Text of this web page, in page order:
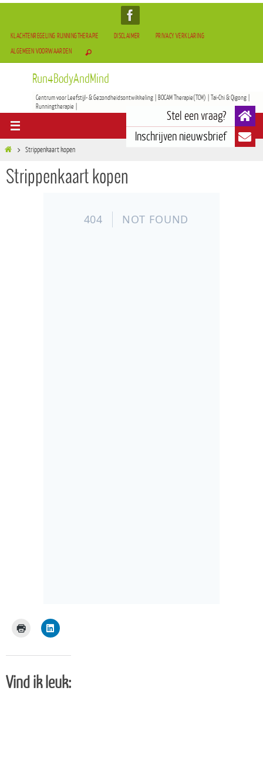
KLACHTENREGELING RUNNINGTHERAPIE DISCLAIMER
PRIVACY VERKLARING
ALGEMEEN VOORWAARDEN
Run4BodyAndMind
Centrum voor Leefstijl- & Gezondheidsontwikkeling | BOCAM Therapie(TCM) | Tai-Chi & Qigong |
Runningtherapie |
Strippenkaart kopen
Strippenkaart kopen
Vind ik leuk: